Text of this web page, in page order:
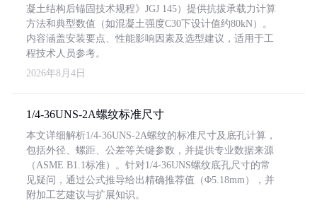
凝土结构后锚固技术规程》JGJ 145）提供抗拔承载力计算
方法和典型数值（如混凝土强度C30下设计值约80kN）。
内容涵盖安装要点、性能影响因素及选型建议，适用于工
程技术人员参考。
2026年8月4日
1/4-36UNS-2A螺纹标准尺寸
本文详细解析1/4-36UNS-2A螺纹的标准尺寸及底孔计算，
包括外径、螺距、公差等关键参数，并提供专业数据来源
（ASME B1.1标准）。针对1/4-36UNS螺纹底孔尺寸的常
见疑问，通过公式推导给出精确推荐值（Φ5.18mm），并
附加工艺建议与扩展知识。